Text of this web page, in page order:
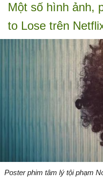
Một số hình ảnh,
to Lose trên
Poster phim tâm lý tội phạm